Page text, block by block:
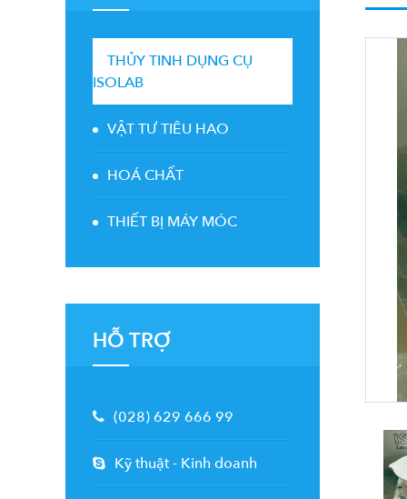
THỦY TINH DỤNG CỤ
ISOLAB
VẬT TƯ TIÊU HAO
HOÁ CHẤT
THIẾT BỊ MÁY MÓC
HỖ TRỢ
(028) 629 666 99
Kỹ thuật- Kinh doanh